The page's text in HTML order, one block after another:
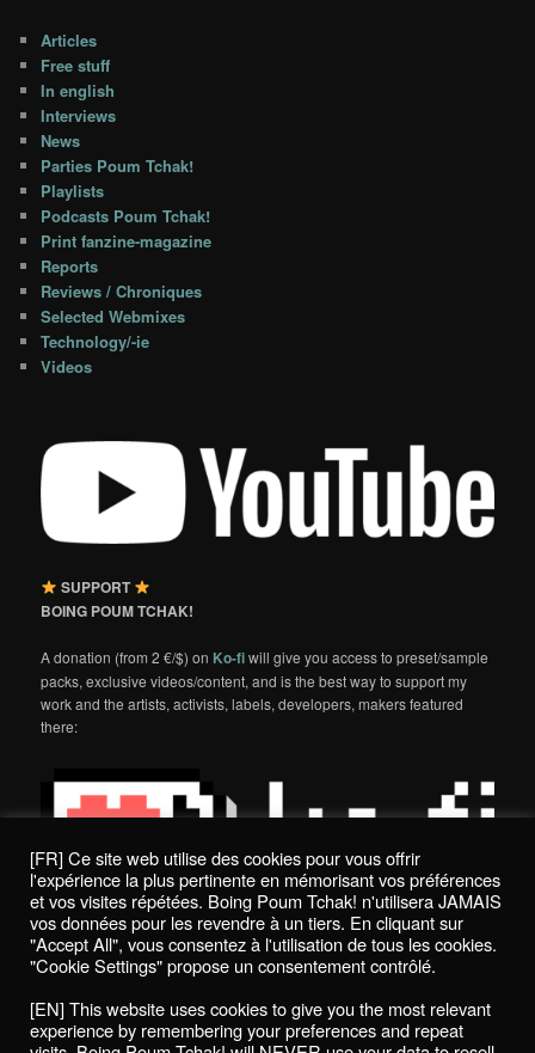
Articles
Free stuff
In english
Interviews
News
Parties Poum Tchak!
Playlists
Podcasts Poum Tchak!
Print fanzine-magazine
Reports
Reviews / Chroniques
Selected Webmixes
Technology/-ie
Videos
SUPPORT
BOING POUM TCHAK!
A donation (from 2 €/$) on Ko-fiwill give you access to preset/sample
packs, exclusive videos/content, and is the best way to support my
work and the artists, activists, labels, developers, makers featured
there:
Politique de confidentialité / Privacy Policy
Boing Poum Tchak! - 2022
[FR] Ce site web utilise des cookies pour vous offrir
l'expérience la plus pertinente en mémorisant vos préférences
et vos visites répétées. Boing Poum Tchak! n'utilisera JAMAIS
vos données pour les revendre à un tiers. En cliquant sur
"Accept All", vous consentez à l'utilisation de tous les cookies.
"Cookie Settings" propose un consentement contrôlé.
[EN] This website uses cookies to give you the most relevant
experience by remembering your preferences and repeat